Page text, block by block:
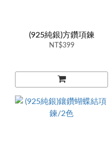
(925純銀)方鑽項鍊
NT$399